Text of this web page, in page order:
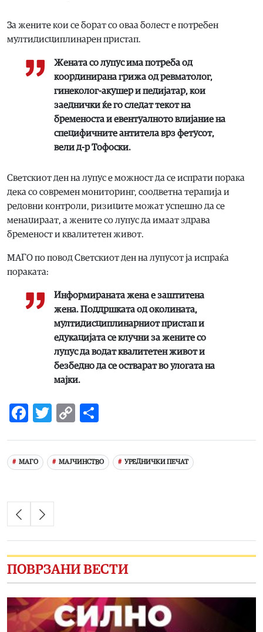
За жените кои се борат со оваа болест е потребен
мултидисциплинарен пристап.
Жената со лупус има потреба од
координирана грижа од ревматолог,
гинеколог-акушер и педијатар, кои
заеднички ќе го следат текот на
бременоста и евентуалното влијание на
специфичните антитела врз фетусот,
вели д-р Тофоски.
Светскиот ден на лупус е можност да се испрати порака
дека со современ мониторинг, соодветна терапија и
редовни контроли, ризиците можат успешно да се
менаџираат, а жените со лупус да имаат здрава
бременост и квалитетен живот.
МАГО по повод Светскиот ден на лупусот ја испраќа
пораката:
Информираната жена е заштитена
жена. Поддршката од околината,
мултидисциплинарниот пристап и
едукацијата се клучни за жените со
лупус да водат квалитетен живот и
безбедно да се остварат во улогата на
мајки.
Facebook
Twitter
Copy
МАГО МАЈЧИНСТВО УРЕДНИЧКИ ПЕЧАТ
ПОВРЗАНИ ВЕСТИ